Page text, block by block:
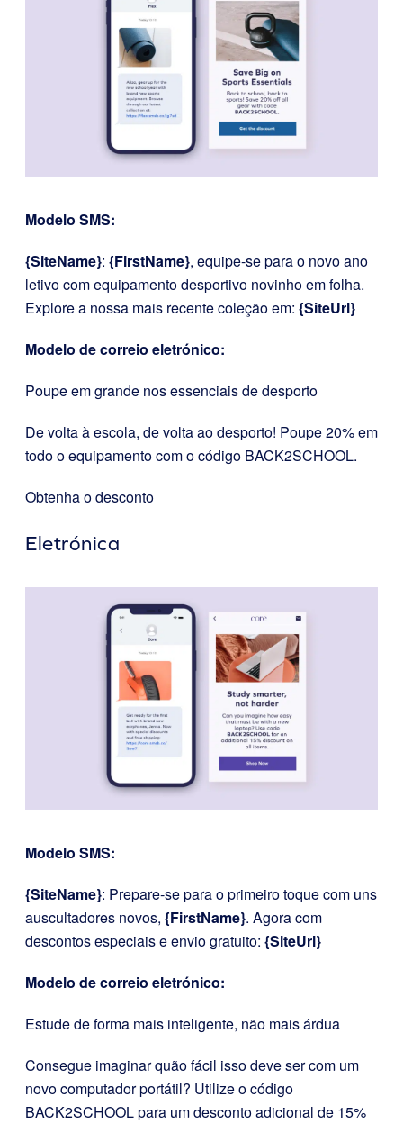
Modelo SMS:
{SiteName}: {FirstName}, equipe-se para o novo ano
letivo com equipamento desportivo novinho em folha.
Explore a nossa mais recente coleção em: {SiteUrl}
Modelo de correio eletrónico:
Poupe em grande nos essenciais de desporto
De volta à escola, de volta ao desporto! Poupe 20% em
todo o equipamento com o código BACK2SCHOOL.
Obtenha o desconto
Eletrónica
Modelo SMS:
{SiteName}: Prepare-se para o primeiro toque com uns
auscultadores novos, {FirstName}. Agora com
descontos especiais e envio gratuito: {SiteUrl}
Modelo de correio eletrónico:
Estude de forma mais inteligente, não mais árdua
Consegue imaginar quão fácil isso deve ser com um
novo computador portátil? Utilize o código
BACK2SCHOOL para um desconto adicional de 15%